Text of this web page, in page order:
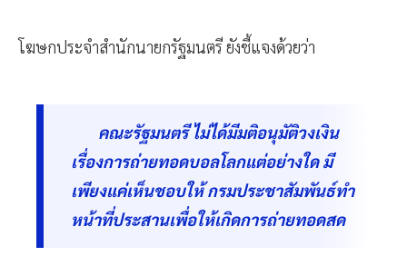
โฆษกประจำสำนักนายกรัฐมนตรี ยังชี้แจงด้วยว่า
คณะรัฐมนตรี ไม่ได้มีมติอนุมัติวงเงิน
เรื่องการถ่ายทอดบอลโลกแต่อย่างใด มี
เพียงแค่เห็นชอบให้ กรมประชาสัมพันธ์ทำ
หน้าที่ประสานเพื่อให้เกิดการถ่ายทอดสด